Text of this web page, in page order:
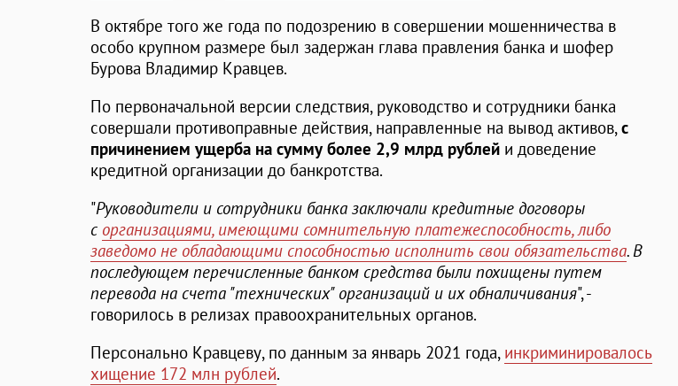
В октябре того же года по подозрению в совершении мошенничества в
особо крупном размере был задержан глава правления банка и шофер
Бурова Владимир Кравцев.
По первоначальной версии следствия, руководство и сотрудники банка
совершали противоправные действия, направленные на вывод активов,с
причинением ущерба на сумму более 2,9 млрд рублей и доведение
кредитной организации до банкротства.
"Руководители и сотрудники банка заключали кредитные договоры
с организациями, имеющими сомнительную платежеспособность, либо
заведомо не обладающими способностью исполнить свои обязательства. В
последующем перечисленные банком средства были похищены путем
перевода на счета "технических" организаций и их обналичивания", -
говорилось в релизах правоохранительных органов.
Персонально Кравцеву, по данным за январь 2021 года, инкриминировалось
хищение 172 млн рублей.